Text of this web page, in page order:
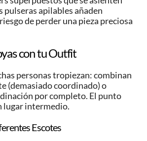
pulseras apilables añaden
de perder una pieza preciosa
con tu Outfit
personas tropiezan: combinan
(demasiado coordinado) o
por completo. El punto
lugar intermedio.
Escotes